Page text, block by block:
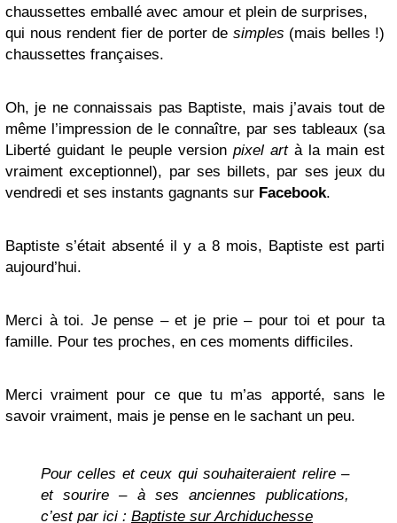
chaussettes emballé avec amour et plein de surprises,
qui nous rendent fier de porter de simples (mais belles !)
chaussettes françaises.
Oh, je ne connaissais pas Baptiste, mais j’avais tout de
même l’impression de le connaître, par ses tableaux (sa
Liberté guidant le peuple version pixel artà la main est
vraiment exceptionnel), par ses billets, par ses jeux du
vendredi et ses instants gagnants sur Facebook.
Baptiste s’était absenté il y a 8 mois, Baptiste est parti
aujourd’hui.
Merci à toi. Je pense – et je prie – pour toi et pour ta
famille. Pour tes proches, en ces moments difficiles.
Merci vraiment pour ce que tu m’as apporté, sans le
savoir vraiment, mais je pense en le sachant un peu.
Pour celles et ceux qui souhaiteraient relire –
et sourire – à ses anciennes publications,
c’est par ici : Baptiste sur Archiduchesse